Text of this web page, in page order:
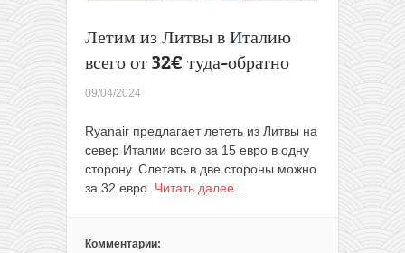
обратно
Летим из Литвы в Италию
всего от 32€ туда-обратно
09/04/2024
Ryanair предлагает лететь из Литвы на
север Италии всего за 15 евро в одну
сторону. Слетать в две стороны можно
за 32 евро. Читать далее…
Комментарии: